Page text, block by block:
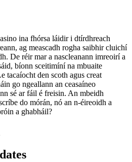
ina fhórsa láidir i dtírdhreach
ag meascadh rogha saibhir cluichí
De réir mar a nascleanann imreoirí a
bíonn sceitimíní na mbuaite
tacaíocht den scoth agus creat
go ngeallann an ceasaíneo
sé ar fáil é freisin. An mbeidh
do mórán, nó an n-éireoidh a
a ghabháil?